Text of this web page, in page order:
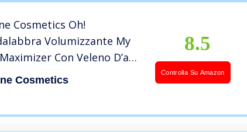
Cosmetics Oh!
Volumizzante My
Con Veleno D’api
Ialuronico | 4,5 ml | Lip
Cosmetics
8.5
Controlla Su Amazon